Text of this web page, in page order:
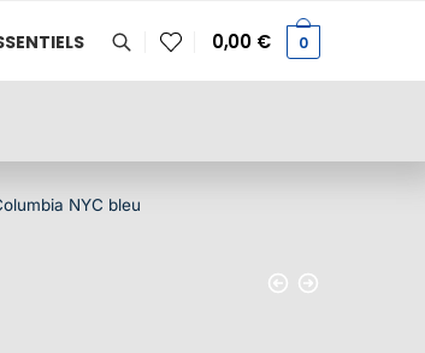
0,00 € 0
NYC bleu